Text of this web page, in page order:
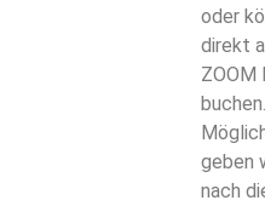
oder
direkt
ZOOM
geben
nach